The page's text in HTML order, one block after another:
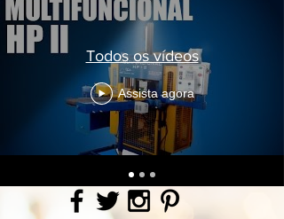
Todos os vídeos
Assista agora
CONTATO
ORÇAMENTO
Entre em contato conosco e tire todas
suas dúvidas o Grupo Aguilar agradeço